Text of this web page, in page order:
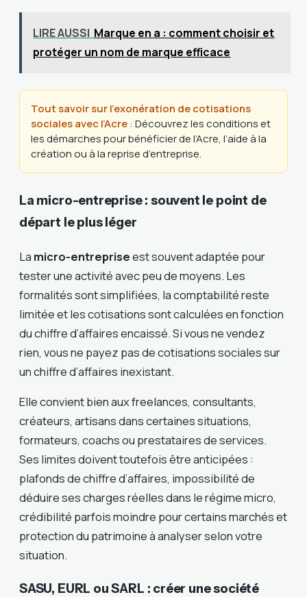
LIRE AUSSI Marque en a : comment choisir et
protéger un nom de marque efficace
Tout savoir sur l’exonération de cotisations
sociales avec l’Acre: Découvrez les conditions et
les démarches pour bénéficier de l’Acre, l’aide à la
création ou à la reprise d’entreprise.
La micro-entreprise : souvent le point de
départ le plus léger
La micro-entrepriseest souvent adaptée pour
tester une activité avec peu de moyens. Les
formalités sont simplifiées, la comptabilité reste
limitée et les cotisations sont calculées en fonction
du chiffre d’affaires encaissé. Si vous ne vendez
rien, vous ne payez pas de cotisations sociales sur
un chiffre d’affaires inexistant.
Elle convient bien aux freelances, consultants,
créateurs, artisans dans certaines situations,
formateurs, coachs ou prestataires de services.
Ses limites doivent toutefois être anticipées :
plafonds de chiffre d’affaires, impossibilité de
déduire ses charges réelles dans le régime micro,
crédibilité parfois moindre pour certains marchés et
protection du patrimoine à analyser selon votre
situation.
SASU, EURL ou SARL : créer une société